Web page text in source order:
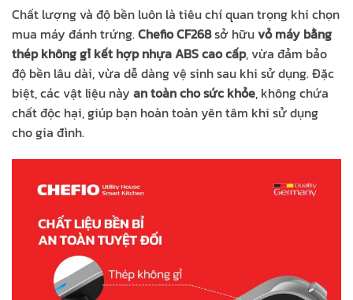
Chất lượng và độ bền luôn là tiêu chí quan trọng khi chọn
mua máy đánh trứng.Chefio CF268sở hữuvỏ máy bằng
thép không gỉ kết hợp nhựa ABS cao cấp, vừa đảm bảo
độ bền lâu dài, vừa dễ dàng vệ sinh sau khi sử dụng. Đặc
biệt, các vật liệu này an toàn cho sức khỏe, không chứa
chất độc hại, giúp bạn hoàn toàn yên tâm khi sử dụng
cho gia đình.